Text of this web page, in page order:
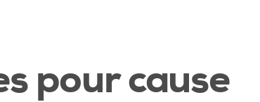
pour cause